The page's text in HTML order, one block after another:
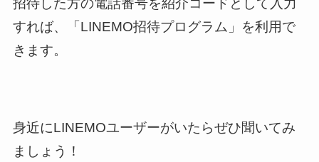
招待した方の電話番号を紹介コードとして入力
すれば、「LINEMO招待プログラム」を利用で
きます。
身近にLINEMOユーザーがいたらぜひ聞いてみ
ましょう！